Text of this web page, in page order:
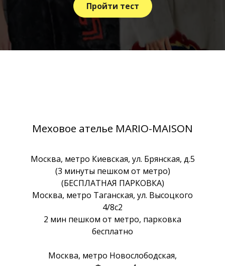
Пройти тест
Меховое ателье MARIO-MAISON
Москва, метро Киевская, ул. Брянская, д.5
(3 минуты пешком от метро)
(БЕСПЛАТНАЯ ПАРКОВКА)
Москва, метро Таганская, ул. Высоцкого
4/8с2
2 мин пешком от метро, парковка
бесплатно
Москва, метро Новослободская,